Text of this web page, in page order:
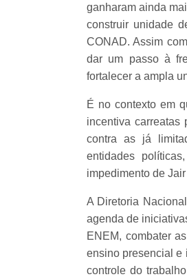
ganharam ainda
construir unidade
CONAD. Assim
dar um passo à
fortalecer a ampla
É no contexto em
incentiva carreatas
contra as já
entidades
impedimento de
A Diretoria
agenda de
ENEM, combater
ensino presencial e
controle do